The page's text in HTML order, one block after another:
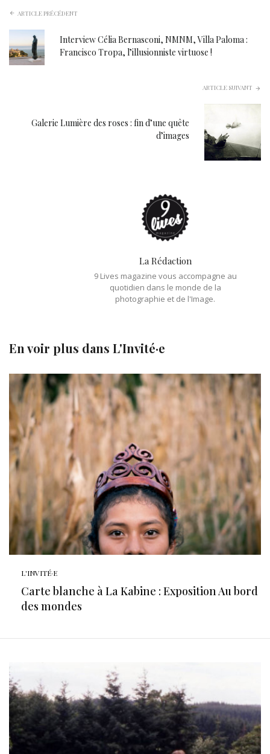
ARTICLE PRÉCÉDENT
Interview Célia Bernasconi, NMNM, Villa Paloma :
Francisco Tropa, l’illusionniste virtuose !
ARTICLE SUIVANT
Galerie Lumière des roses : fin d’une quête
d’images
La Rédaction
9 Lives magazine vous accompagne au
quotidien dans le monde de la
photographie et de l'Image.
En voir plus dans L'Invité·e
L'INVITÉ·E
Carte blanche à La Kabine : Exposition Au bord
des mondes